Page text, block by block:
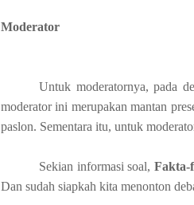
Moderator
Untuk moderatornya, pada
moderator ini merupakan mantan
paslon. Sementara itu, untuk
Sekian informasi soal, Fakta-
Dan sudah siapkah kita menonton